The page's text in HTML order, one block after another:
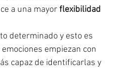
a una mayor flexibilidad
determinado y esto es
empiezan con
capaz de identificarlas y